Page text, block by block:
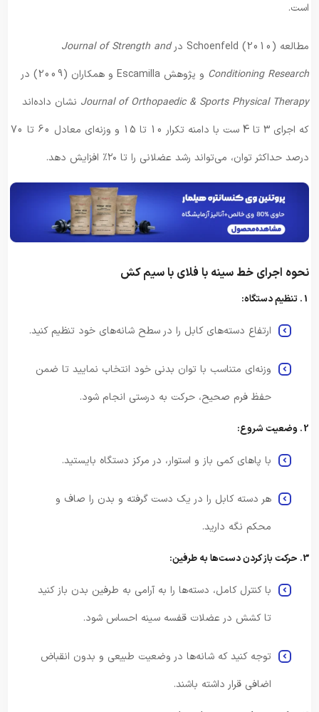
است.
مطالعه Schoenfeld (2010) در
Journal of Strength and
Conditioning Research و پژوهش Escamilla و همکاران (2009) در
Journal of Orthopaedic & Sports Physical Therapy نشان داده‌اند
که اجرای 3 تا 4 ست با دامنه تکرار 10 تا 15 و وزنه‌ای معادل 60 تا 70
درصد حداکثر توان، می‌تواند رشد عضلانی را تا ۲۰٪ افزایش دهد.
نحوه اجرای خط سینه با فلای با سیم‌ کش
1. تنظیم دستگاه:
ارتفاع دسته‌های کابل را در سطح شانه‌های خود تنظیم کنید.
وزنه‌ای متناسب با توان بدنی خود انتخاب نمایید تا ضمن
حفظ فرم صحیح، حرکت به درستی انجام شود.
2. وضعیت شروع:
با پاهای کمی باز و استوار، در مرکز دستگاه بایستید.
هر دسته کابل را در یک دست گرفته و بدن را صاف و
محکم نگه دارید.
3. حرکت باز کردن دست‌ها به طرفین:
با کنترل کامل، دسته‌ها را به آرامی به طرفین بدن باز کنید
تا کشش در عضلات قفسه سینه احساس شود.
توجه کنید که شانه‌ها در وضعیت طبیعی و بدون انقباض
اضافی قرار داشته باشند.